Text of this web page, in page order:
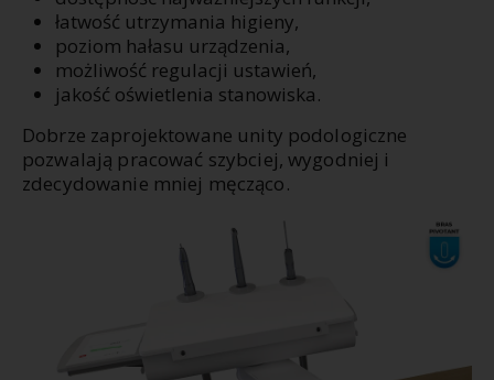
łatwość utrzymania higieny,
poziom hałasu urządzenia,
możliwość regulacji ustawień,
jakość oświetlenia stanowiska.
Dobrze zaprojektowane unity podologiczne
pozwalają pracować szybciej, wygodniej i
zdecydowanie mniej męcząco.